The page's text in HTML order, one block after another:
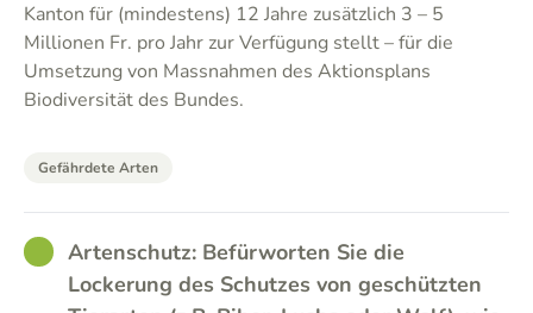
Kanton für (mindestens) 12 Jahre zusätzlich 3 – 5
Millionen Fr. pro Jahr zur Verfügung stellt – für die
Umsetzung von Massnahmen des Aktionsplans
Biodiversität des Bundes.
Gefährdete Arten
GOODArtenschutz: Befürworten Sie die
Lockerung des Schutzes von geschützten